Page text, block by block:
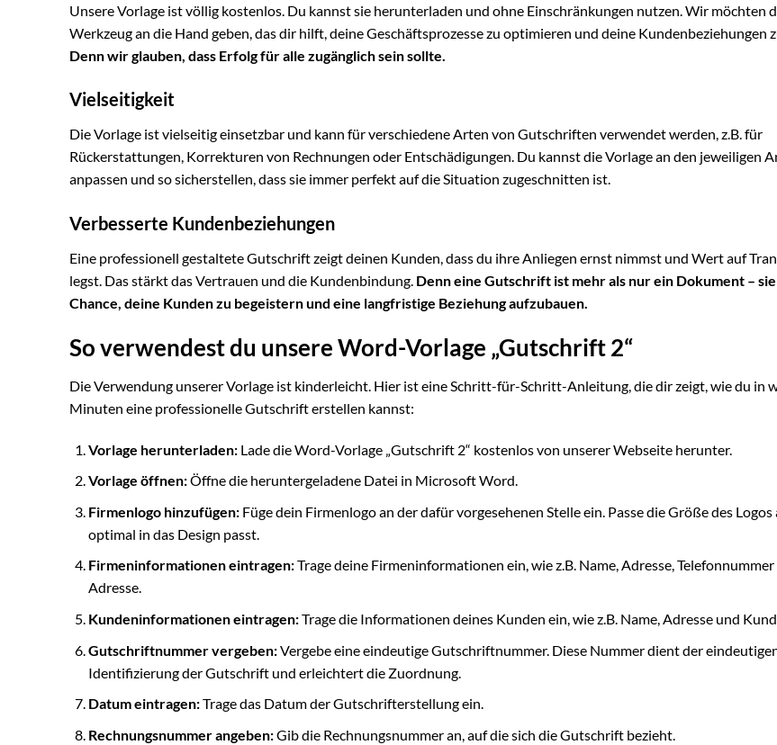
Unsere Vorlage ist völlig kostenlos. Du kannst sie herunterladen und ohne Einschränkungen nutzen. Wir möchten
Werkzeug an die Hand geben, das dir hilft, deine Geschäftsprozesse zu optimieren und deine Kundenbeziehungen
Denn wir glauben, dass Erfolg für alle zugänglich sein sollte.
Vielseitigkeit
Die Vorlage ist vielseitig einsetzbar und kann für verschiedene Arten von Gutschriften verwendet werden, z.B. für
Rückerstattungen, Korrekturen von Rechnungen oder Entschädigungen. Du kannst die Vorlage an den jeweiligen
anpassen und so sicherstellen, dass sie immer perfekt auf die Situation zugeschnitten ist.
Verbesserte Kundenbeziehungen
Eine professionell gestaltete Gutschrift zeigt deinen Kunden, dass du ihre Anliegen ernst nimmst und Wert auf
legst. Das stärkt das Vertrauen und die Kundenbindung. Denn eine Gutschrift ist mehr als nur ein Dokument –
Chance, deine Kunden zu begeistern und eine langfristige Beziehung aufzubauen.
So verwendest du unsere Word-Vorlage „Gutschrift 2“
Die Verwendung unserer Vorlage ist kinderleicht. Hier ist eine Schritt-für-Schritt-Anleitung, die dir zeigt, wie du in
Minuten eine professionelle Gutschrift erstellen kannst:
Vorlage herunterladen:Lade die Word-Vorlage „Gutschrift 2“ kostenlos von unserer Webseite herunter.
Vorlage öffnen:Öffne die heruntergeladene Datei in Microsoft Word.
Firmenlogo hinzufügen:Füge dein Firmenlogo an der dafür vorgesehenen Stelle ein. Passe die Größe des Logos
optimal in das Design passt.
Firmeninformationen eintragen:Trage deine Firmeninformationen ein, wie z.B. Name, Adresse,
Adresse.
Kundeninformationen eintragen:Trage die Informationen deines Kunden ein, wie z.B. Name, Adresse und
Gutschriftnummer vergeben:Vergebe eine eindeutige Gutschriftnummer. Diese Nummer dient der
Identifizierung der Gutschrift und erleichtert die Zuordnung.
Datum eintragen:Trage das Datum der Gutschrifterstellung ein.
Rechnungsnummer angeben:Gib die Rechnungsnummer an, auf die sich die Gutschrift bezieht.